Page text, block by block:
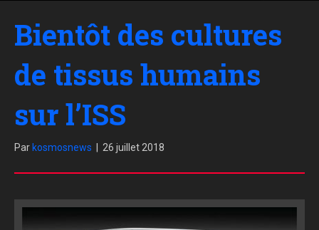
Bientôt des cultures
de tissus humains
sur l’ISS
Par kosmosnews 26 juillet 2018